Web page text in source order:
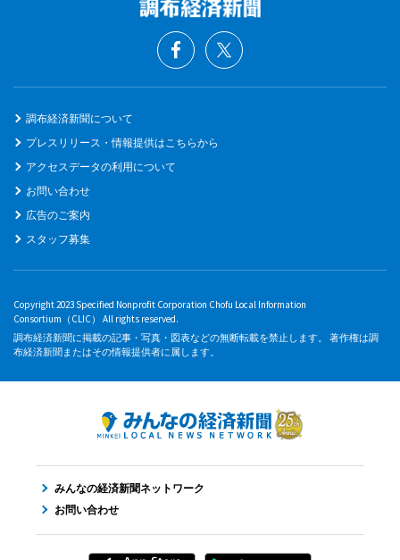
調布経済新聞について
プレスリリース・情報提供はこちらから
アクセスデータの利用について
お問い合わせ
広告のご案内
スタッフ募集
Copyright 2023 Specified Nonprofit Corporation Chofu Local Information
Consortium（CLIC） All rights reserved.
調布経済新聞に掲載の記事・写真・図表などの無断転載を禁止します。 著作権は調
布経済新聞またはその情報提供者に属します。
みんなの経済新聞ネットワーク
お問い合わせ